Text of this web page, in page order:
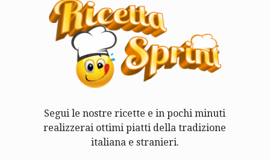
Segui le nostre ricette e in pochi minuti
realizzerai ottimi piatti della tradizione
italiana e stranieri.